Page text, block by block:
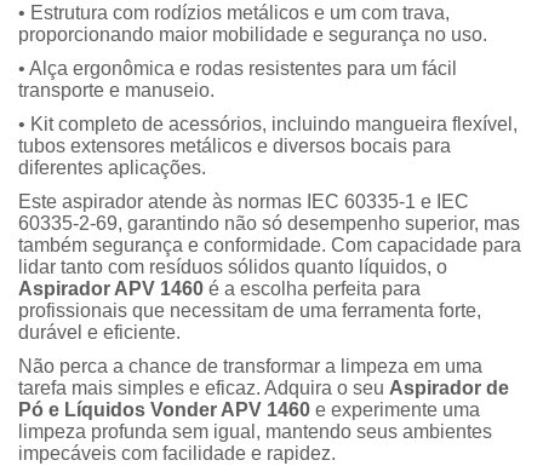
• Estrutura com rodízios metálicos e um com trava,
proporcionando maior mobilidade e segurança no uso.
• Alça ergonômica e rodas resistentes para um fácil
transporte e manuseio.
• Kit completo de acessórios, incluindo mangueira flexível,
tubos extensores metálicos e diversos bocais para
diferentes aplicações.
Este aspirador atende às normas IEC 60335-1 e IEC
60335-2-69, garantindo não só desempenho superior, mas
também segurança e conformidade. Com capacidade para
lidar tanto com resíduos sólidos quanto líquidos, o
Aspirador APV 1460 é a escolha perfeita para
profissionais que necessitam de uma ferramenta forte,
durável e eficiente.
Não perca a chance de transformar a limpeza em uma
tarefa mais simples e eficaz. Adquira o seu Aspirador de
Pó e Líquidos Vonder APV 1460 e experimente uma
limpeza profunda sem igual, mantendo seus ambientes
impecáveis com facilidade e rapidez.